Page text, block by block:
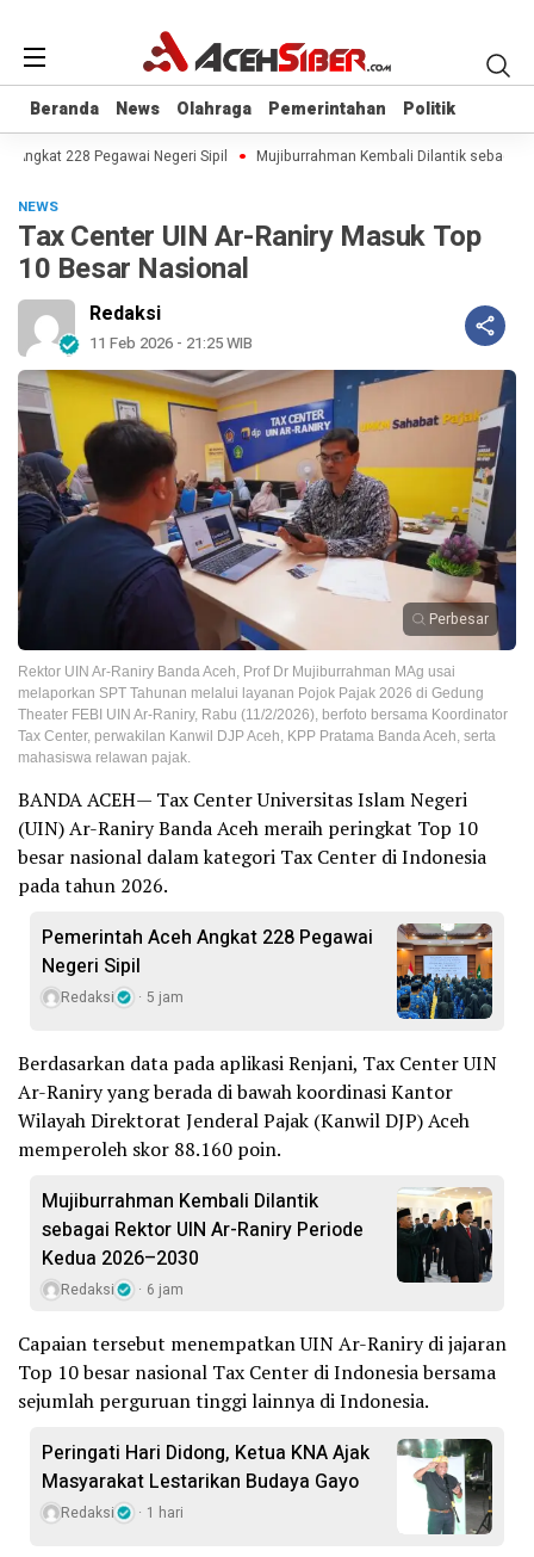
Beranda News Olahraga Pemerintahan Politik
Beranda News Olahraga Pemerintahan Politik
228 Pegawai Negeri Sipil Mujiburrahman Kembali Dilantik sebagai
NEWS
Tax Center UIN Ar-Raniry Masuk Top
10 Besar Nasional
Redaksi
11 Feb 2026 - 21:25 WIB
Perbesar
Rektor UIN Ar-Raniry Banda Aceh, Prof Dr Mujiburrahman MAg usai
melaporkan SPT Tahunan melalui layanan Pojok Pajak 2026 di Gedung
Theater FEBI UIN Ar-Raniry, Rabu (11/2/2026), berfoto bersama Koordinator
Tax Center, perwakilan Kanwil DJP Aceh, KPP Pratama Banda Aceh, serta
mahasiswa relawan pajak.
BANDA ACEH— Tax Center Universitas Islam Negeri
(UIN) Ar-Raniry Banda Aceh meraih peringkat Top 10
besar nasional dalam kategori Tax Center di Indonesia
pada tahun 2026.
Pemerintah Aceh Angkat 228 Pegawai
Negeri Sipil
Redaksi 5 jam
Berdasarkan data pada aplikasi Renjani, Tax Center UIN
Ar-Raniry yang berada di bawah koordinasi Kantor
Wilayah Direktorat Jenderal Pajak (Kanwil DJP) Aceh
memperoleh skor 88.160 poin.
Mujiburrahman Kembali Dilantik
sebagai Rektor UIN Ar-Raniry Periode
Kedua 2026–2030
Redaksi 6 jam
Capaian tersebut menempatkan UIN Ar-Raniry di jajaran
Top 10 besar nasional Tax Center di Indonesia bersama
sejumlah perguruan tinggi lainnya di Indonesia.
Peringati Hari Didong, Ketua KNA Ajak
Masyarakat Lestarikan Budaya Gayo
Redaksi 1 hari